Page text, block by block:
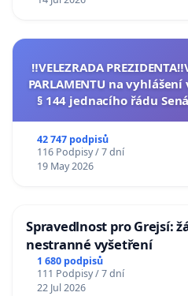
‼️VELEZRADA
PARLAMENTU na
§ 144 jednacího řádu
42 747 podpisů
116 Podpisy / 7 dní
19 May 2026
Spravedlnost pro Grejsí:
nestranné vyšetření
1 680 podpisů
111 Podpisy / 7 dní
22 Jul 2026